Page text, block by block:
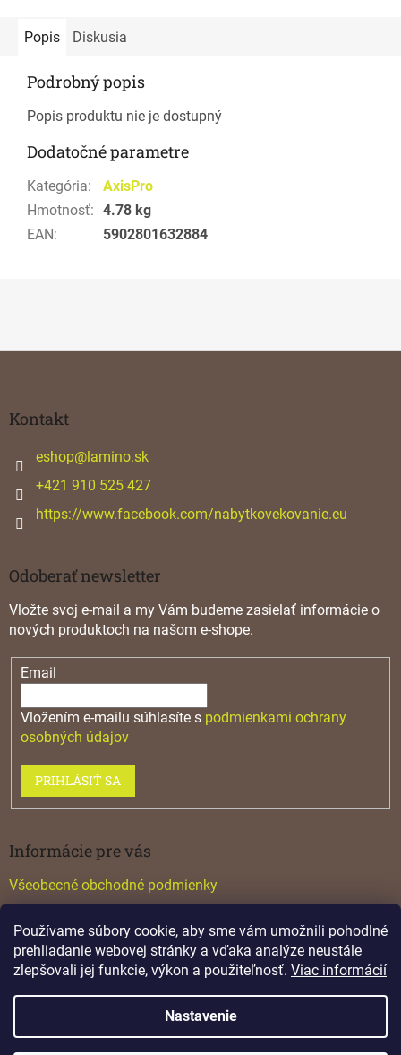
Používame súbory cookie, aby sme vám umožnili pohodlné
prehliadanie webovej stránky a vďaka analýze neustále
zlepšovali jej funkcie, výkon a použiteľnosť. Viac informácií
Nastavenie
Popis Diskusia
Podrobný popis
Popis produktu nie je dostupný
Dodatočné parametre
Kategória:
AxisPro
Hmotnosť: 4.78 kg
EAN: 5902801632884
Kontakt
eshop@ lamino.sk
+421 910 525 427
https://www.facebook.com/nabytkovekovanie.eu
Odoberať newsletter
Vložte svoj e-mail a my Vám budeme zasielať informácie o
nových produktoch na našom e-shope.
Email
Vložením e-mailu súhlasíte s podmienkami ochrany
osobných údajov
PRIHLÁSIŤ SA
Informácie pre vás
Všeobecné obchodné podmienky
Katalógy
Vytvoril Shoptet